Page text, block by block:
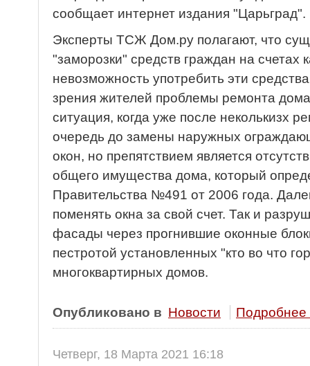
сообщает интернет издания "Царьград".
Эксперты ТСЖ Дом.ру полагают, что
"заморозки" средств граждан на счетах
невозможность употребить эти
зрения жителей проблемы ремонта
ситуация, когда уже после неколькизх
очередь до замены наружных
окон, но препятствием является
общего имущества дома, который
Правительства №491 от 2006 года.
поменять окна за свой счет. Так и
фасады через прогнившие оконные
пестротой установленных "кто во что
многоквартирных домов.
Опубликовано в Новости Подробнее
Четверг, 18 Марта 2021 16:18